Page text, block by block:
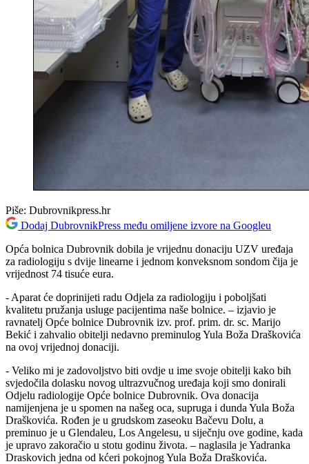
Piše: Dubrovnikpress.hr
Dodaj DubrovnikPress među omiljene izvore na Googleu
Opća bolnica Dubrovnik dobila je vrijednu donaciju UZV uređaja
za radiologiju s dvije linearne i jednom konveksnom sondom čija je
vrijednost 74 tisuće eura.
- Aparat će doprinijeti radu Odjela za radiologiju i poboljšati
kvalitetu pružanja usluge pacijentima naše bolnice. – izjavio je
ravnatelj Opće bolnice Dubrovnik izv. prof. prim. dr. sc. Marijo
Bekić i zahvalio obitelji nedavno preminulog Yula Boža Draškovića
na ovoj vrijednoj donaciji.
- Veliko mi je zadovoljstvo biti ovdje u ime svoje obitelji kako bih
svjedočila dolasku novog ultrazvučnog uređaja koji smo donirali
Odjelu radiologije Opće bolnice Dubrovnik. Ova donacija
namijenjena je u spomen na našeg oca, supruga i dunda Yula Boža
Draškovića. Rođen je u grudskom zaseoku Bačevu Dolu, a
preminuo je u Glendaleu, Los Angelesu, u siječnju ove godine, kada
je upravo zakoračio u stotu godinu života. – naglasila je Yadranka
Draskovich jedna od kćeri pokojnog Yula Boža Draškovića.